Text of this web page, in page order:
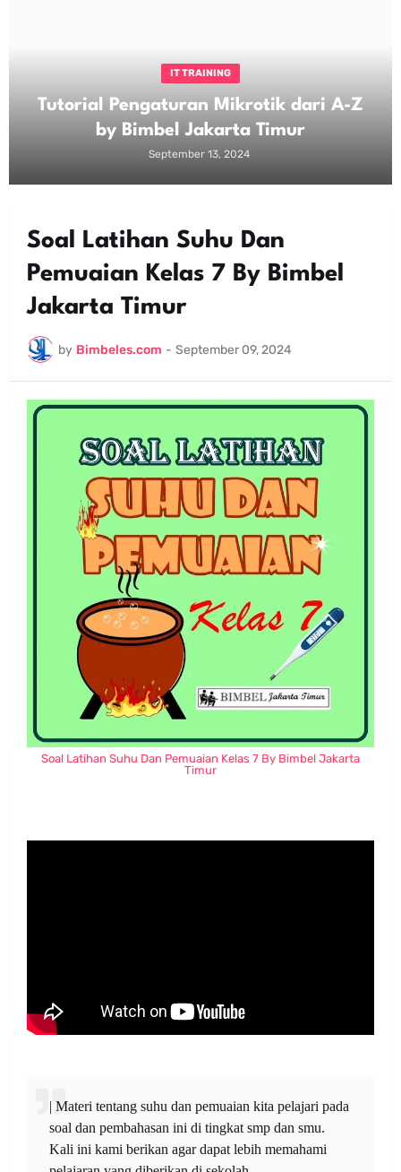
IT TRAINING
Tutorial Pengaturan Mikrotik dari A-Z
by Bimbel Jakarta Timur
September 13, 2024
Soal Latihan Suhu Dan
Pemuaian Kelas 7 By Bimbel
Jakarta Timur
by Bimbeles.com - September 09, 2024
Soal Latihan Suhu Dan Pemuaian Kelas 7 By Bimbel Jakarta
Timur
| Materi tentang suhu dan pemuaian kita pelajari pada
soal dan pembahasan ini di tingkat smp dan smu.
Kali ini kami berikan agar dapat lebih memahami